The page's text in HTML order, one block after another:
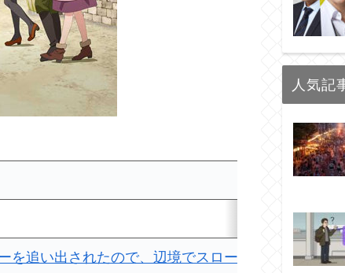
を追い出されたので、辺境でスローライフすること
人気記